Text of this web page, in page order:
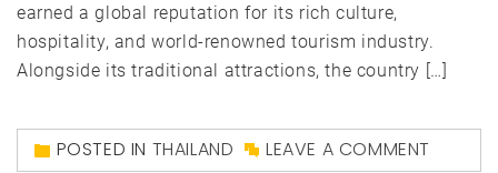
earned a global reputation for its rich culture,
hospitality, and world-renowned tourism industry.
Alongside its traditional attractions, the country […]
POSTED IN THAILAND LEAVE A COMMENT